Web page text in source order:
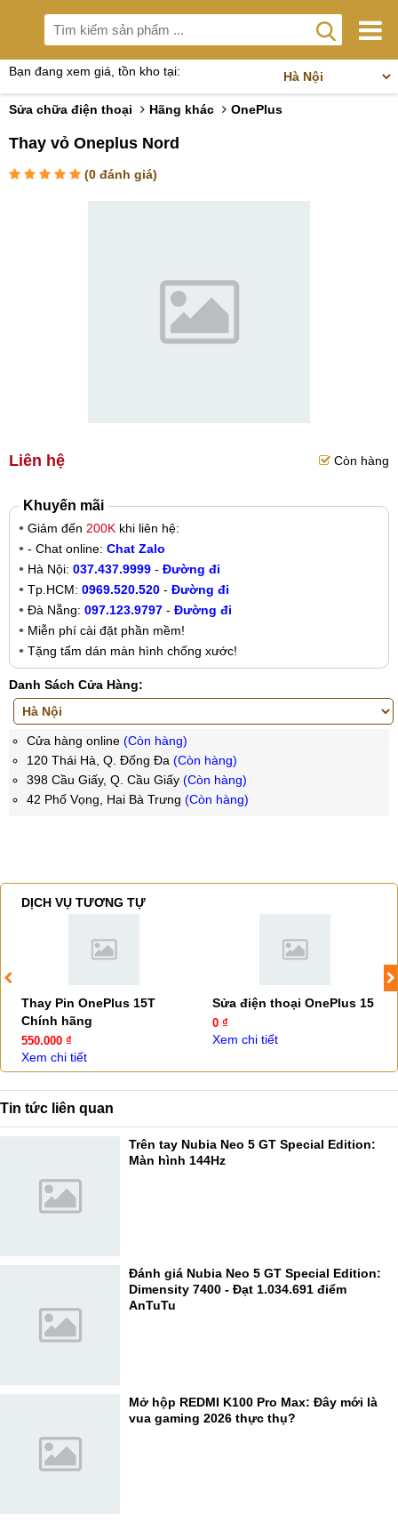
Bạn đang xem giá, tồn kho tại:
Sửa chữa điện thoại Hãng khác OnePlus
Thay vỏ Oneplus Nord
(0 đánh giá)
Liên hệ Còn hàng
Khuyến mãi
Giảm đến 200K khi liên hệ:
- Chat online: Chat Zalo
Hà Nội: 037.437.9999 - Đường đi
Tp.HCM: 0969.520.520 - Đường đi
Đà Nẵng: 097.123.9797 - Đường đi
Miễn phí cài đặt phần mềm!
Tặng tấm dán màn hình chống xước!
Danh Sách Cửa Hàng:
Cửa hàng online (Còn hàng)
120 Thái Hà, Q. Đống Đa (Còn hàng)
398 Cầu Giấy, Q. Cầu Giấy (Còn hàng)
42 Phố Vọng, Hai Bà Trưng (Còn hàng)
DỊCH VỤ TƯƠNG TỰ
Thay Pin OnePlus 15T
Chính hãng
550.000 ₫
Xem chi tiết
Sửa điện thoại OnePlus 15
0 ₫
Xem chi tiết
Tin tức liên quan
Trên tay Nubia Neo 5 GT Special Edition:
Màn hình 144Hz
Đánh giá Nubia Neo 5 GT Special Edition:
Dimensity 7400 - Đạt 1.034.691 điểm
AnTuTu
Mở hộp REDMI K100 Pro Max: Đây mới là
vua gaming 2026 thực thụ?